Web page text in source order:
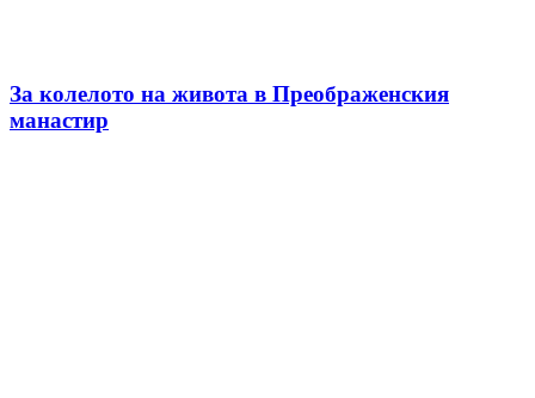
За колелото на живота в Преображенския
манастир